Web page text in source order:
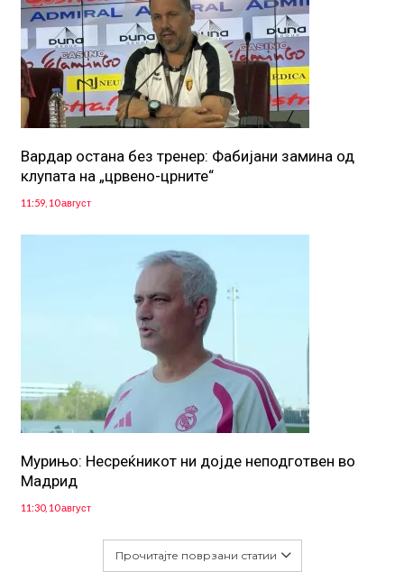
Вардар остана без тренер: Фабијани замина од
клупата на „црвено-црните“
11:59, 10 август
Мурињо: Несреќникот ни дојде неподготвен во
Мадрид
11:30, 10 август
Прочитајте поврзани статии